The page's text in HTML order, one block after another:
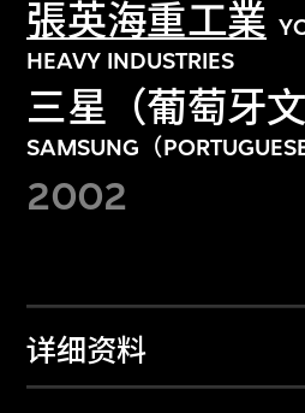
張英海重工業
HEAVY INDUSTRIES
三星（葡萄牙文
SAMSUNG（
2002
详细资料